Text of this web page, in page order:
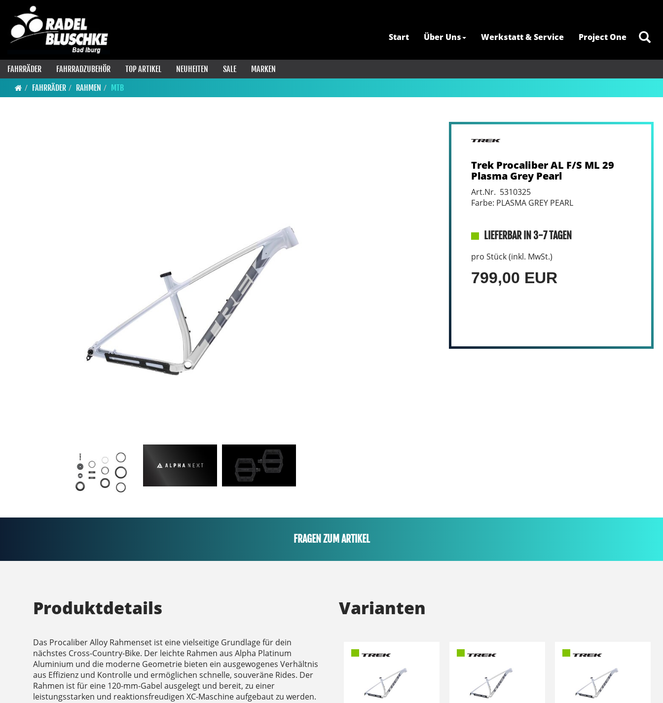
Start Über Uns Werkstatt & Service Project One
FAHRRÄDER FAHRRADZUBEHÖR TOP ARTIKEL NEUHEITEN SALE
MARKEN
FAHRRÄDER
RAHMEN MTB
Trek Procaliber AL F/S ML 29
Plasma Grey Pearl
Art.Nr. 5310325
Farbe: PLASMA GREY PEARL
LIEFERBAR IN 3-7 TAGEN
pro Stück (inkl. MwSt.)
799,00 EUR
FRAGEN ZUM ARTIKEL
Produktdetails
Das Procaliber Alloy Rahmenset ist eine vielseitige Grundlage für dein
nächstes Cross-Country-Bike. Der leichte Rahmen aus Alpha Platinum
Aluminium und die moderne Geometrie bieten ein ausgewogenes Verhältnis
aus Effizienz und Kontrolle und ermöglichen schnelle, souveräne Rides. Der
Rahmen ist für eine 120-mm-Gabel ausgelegt und bereit, zu einer
leistungsstarken und reaktionsfreudigen XC-Maschine aufgebaut zu werden.
Varianten